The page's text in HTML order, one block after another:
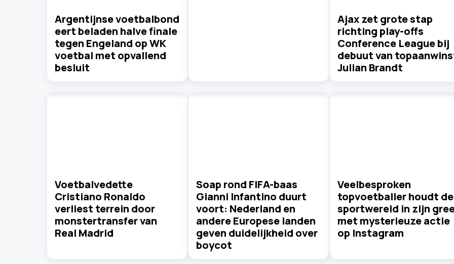
Argentijnse voetbalbond
eert beladen halve finale
tegen Engeland op WK
voetbal met opvallend
besluit
Ajax zet grote stap
richting play-offs
Conference League bij
debuut van
Julian Brandt
Voetbalvedette
Cristiano Ronaldo
verliest terrein door
monstertransfer van
Real Madrid
Soap rond FIFA-baas
Gianni Infantino duurt
voort: Nederland en
andere Europese landen
geven duidelijkheid over
boycot
Veelbesproken
topvoetballer houdt de
sportwereld in zijn
met mysterieuze actie
op Instagram